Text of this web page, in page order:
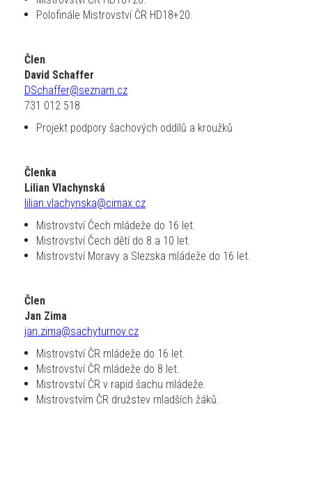
Polofinále Mistrovství ČR HD18+20.
Člen
David Schaffer
DSchaffer@seznam.cz
731 012 518
Projekt podpory šachových oddílů a kroužků
Členka
Lilian Vlachynská
lilian.vlachynska@cimax.cz
Mistrovství Čech mládeže do 16 let.
Mistrovství Čech dětí do 8 a 10 let.
Mistrovství Moravy a Slezska mládeže do 16 let.
Člen
Jan Zima
jan.zima@sachyturnov.cz
Mistrovství ČR mládeže do 16 let.
Mistrovství ČR mládeže do 8 let.
Mistrovství ČR v rapid šachu mládeže.
Mistrovstvím ČR družstev mladších žáků.